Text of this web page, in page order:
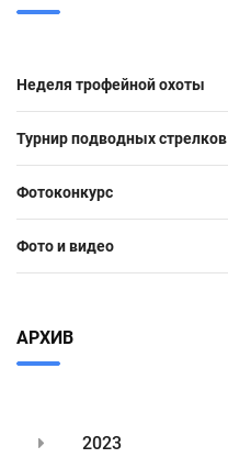
Неделя трофейной охоты
Турнир подводных стрелков
Фотоконкурс
Фото и видео
АРХИВ
2023